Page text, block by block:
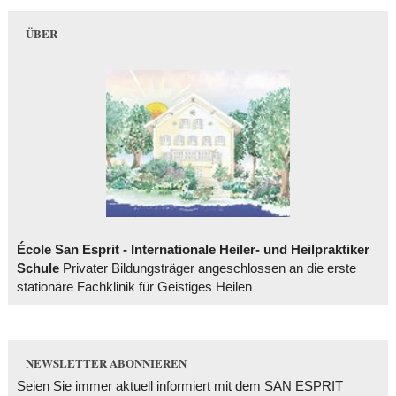
ÜBER
École San Esprit - Internationale Heiler- und Heilpraktiker
SchulePrivater Bildungsträger angeschlossen an die erste
stationäre Fachklinik für Geistiges Heilen
NEWSLETTER ABONNIEREN
Seien Sie immer aktuell informiert mit dem SAN ESPRIT